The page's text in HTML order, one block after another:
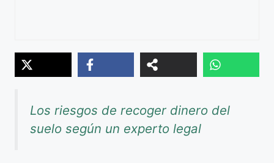
Los riesgos de recoger dinero del
suelo según un experto legal